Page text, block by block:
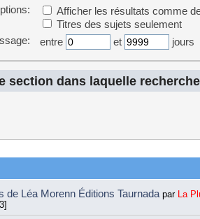
Afficher les résultats comme
Titres des sujets seulement
entre et jours
section dans laquelle
de Léa Morenn Éditions Taurnada par
La